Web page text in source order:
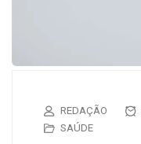
REDAÇÃO
SAÚDE